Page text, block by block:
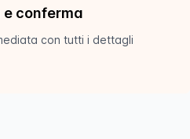
e conferma
con tutti i dettagli